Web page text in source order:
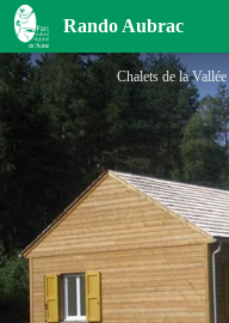
Rando Aubrac
Chalets de la